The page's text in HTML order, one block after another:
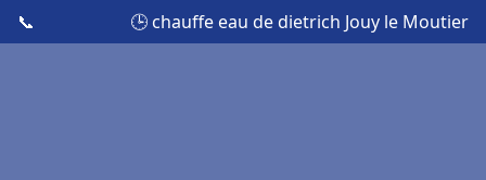
📞 🕒 chauffe eau de dietrich Jouy le Moutier